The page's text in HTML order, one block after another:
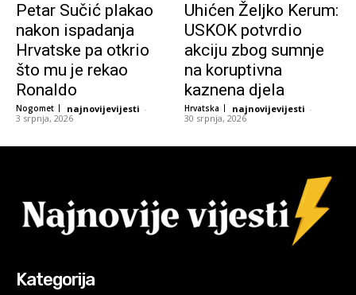
Petar Sučić plakao
nakon ispadanja
Hrvatske pa otkrio
što mu je rekao
Ronaldo
Nogomet najnovijevijesti -
3 srpnja, 2026
Uhićen Željko Kerum:
USKOK potvrdio
akciju zbog sumnje
na koruptivna
kaznena djela
Hrvatska najnovijevijesti -
30 srpnja, 2026
Kategorija